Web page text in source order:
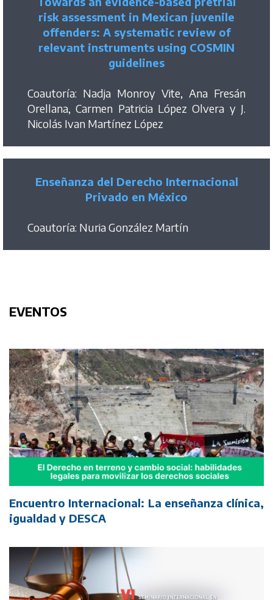
risk assessment in Mexican juvenile
offenders: A systematic review of
relevant instruments using COSMIN
guidelines
Coautoría: Nadja Monroy Vite, Ana Fresán
Orellana, Carmen Patricia López Olvera y J.
Nicolás Ivan Martínez López
Enseñanza del Derecho Internacional
Privado en México
Coautoría: Nuria González Martín
EVENTOS
Encuentro Internacional: La enseñanza clínica,
igualdad y DESCA